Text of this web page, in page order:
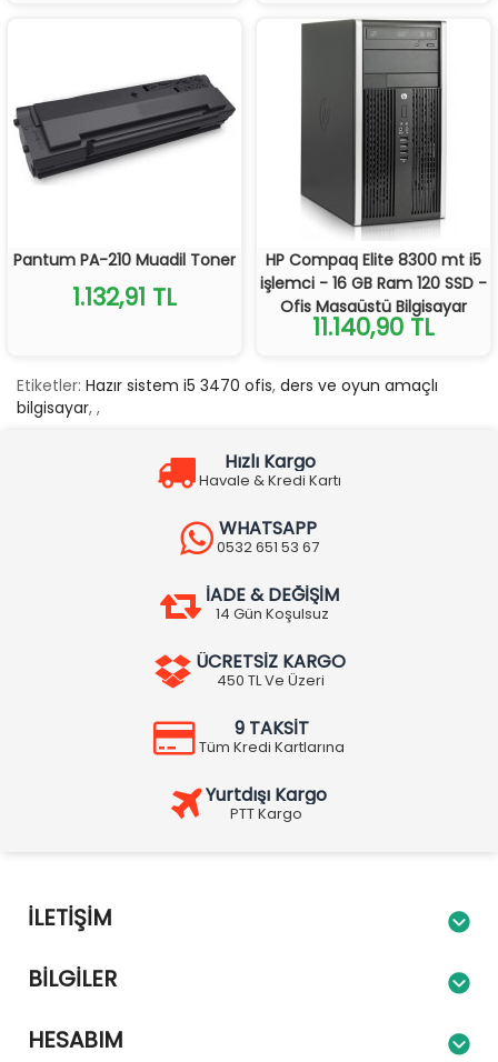
Pantum PA-210 Muadil Toner
1.132,91 TL
HP Compaq Elite 8300 mt i5
işlemci - 16 GB Ram 120 SSD -
Ofis Masaüstü Bilgisayar
11.140,90 TL
Etiketler: Hazır sistem i5 3470 ofis, ders ve oyun amaçlı
bilgisayar, ,
Hızlı Kargo
Havale & Kredi Kartı
WHATSAPP
0532 651 53 67
İADE & DEĞİŞİM
14 Gün Koşulsuz
ÜCRETSİZ KARGO
450 TL Ve Üzeri
9 TAKSİT
Tüm Kredi Kartlarına
Yurtdışı Kargo
PTT Kargo
İLETIŞIM
BILGILER
HESABIM